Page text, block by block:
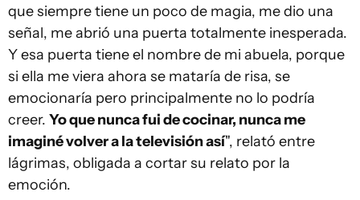
que siempre tiene un poco de magia, me dio una
señal, me abrió una puerta totalmente inesperada.
Y esa puerta tiene el nombre de mi abuela, porque
si ella me viera ahora se mataría de risa, se
emocionaría pero principalmente no lo podría
creer. Yo que nunca fui de cocinar, nunca me
imaginé volver a la televisión así", relató entre
lágrimas, obligada a cortar su relato por la
emoción.